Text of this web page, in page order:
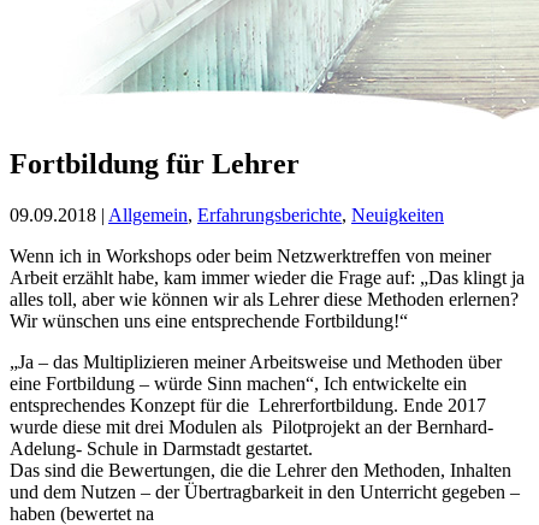
Fortbildung für Lehrer
09.09.2018 | Allgemein, Erfahrungsberichte, Neuigkeiten
Wenn ich in Workshops oder beim Netzwerktreffen von meiner
Arbeit erzählt habe, kam immer wieder die Frage auf: „Das klingt ja
alles toll, aber wie können wir als Lehrer diese Methoden erlernen?
Wir wünschen uns eine entsprechende Fortbildung!“
„Ja – das Multiplizieren meiner Arbeitsweise und Methoden über
eine Fortbildung – würde Sinn machen“, Ich entwickelte ein
entsprechendes Konzept für die Lehrerfortbildung. Ende 2017
wurde diese mit drei Modulen als Pilotprojekt an der Bernhard-
Adelung- Schule in Darmstadt gestartet.
Das sind die Bewertungen, die die Lehrer den Methoden, Inhalten
und dem Nutzen – der Übertragbarkeit in den Unterricht gegeben –
haben (bewertet na